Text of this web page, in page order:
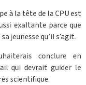
à la tête de la CPU est
exaltante parce que
jeunesse qu’il s’agit.
conclure en
qui devrait guider le
scientifique.